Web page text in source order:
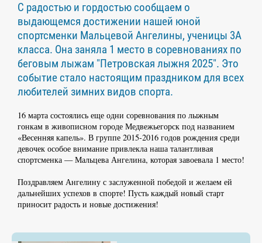
С радостью и гордостью сообщаем о
выдающемся достижении нашей юной
спортсменки Мальцевой Ангелины, ученицы 3А
класса. Она заняла 1 место в соревнованиях по
беговым лыжам "Петровская лыжня 2025". Это
событие стало настоящим праздником для всех
любителей зимних видов спорта.
16 марта состоялись еще одни соревнования по лыжным
гонкам в живописном городе Медвежьегорск под названием
«Весенняя капель». В группе 2015-2016 годов рождения среди
девочек особое внимание привлекла наша талантливая
спортсменка — Мальцева Ангелина, которая завоевала 1 место!
Поздравляем Ангелину с заслуженной победой и желаем ей
дальнейших успехов в спорте! Пусть каждый новый старт
приносит радость и новые достижения!